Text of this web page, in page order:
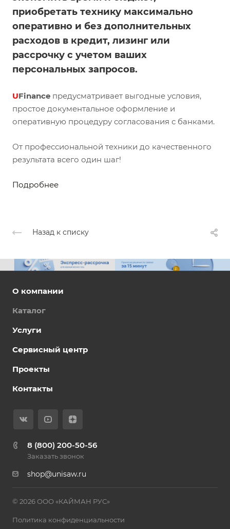
приобретать технику максимально
оперативно и без дополнительных
расходов в кредит, лизинг или
рассрочку с учетом ваших
персональных запросов.
UFinance предусматривает выгодные условия,
простое документальное оформление и
оперативную процедуру согласования с банками.
От профессиональной техники до качественного
результата всего один шаг!
Подробнее
Назад к списку
О компании
Каталог
Услуги
Сервисный центр
Проекты
Контакты
8 (800) 200-50-56
Заказать звонок
shop@unisaw.ru
© 2026 ООО «КАЙМАН РУС»
Политика конфиденциальности